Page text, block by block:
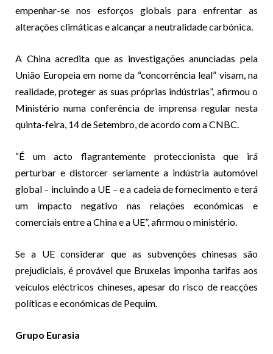
empenhar-se nos esforços globais para enfrentar as
alterações climáticas e alcançar a neutralidade carbónica.
A China acredita que as investigações anunciadas pela
União Europeia em nome da “concorrência leal” visam, na
realidade, proteger as suas próprias indústrias”, afirmou o
Ministério numa conferência de imprensa regular nesta
quinta-feira, 14 de Setembro, de acordo com a CNBC.
“É um acto flagrantemente proteccionista que irá
perturbar e distorcer seriamente a indústria automóvel
global – incluindo a UE – e a cadeia de fornecimento e terá
um impacto negativo nas relações económicas e
comerciais entre a China e a UE”, afirmou o ministério.
Se a UE considerar que as subvenções chinesas são
prejudiciais, é provável que Bruxelas imponha tarifas aos
veículos eléctricos chineses, apesar do risco de reacções
políticas e económicas de Pequim.
Grupo Eurasia